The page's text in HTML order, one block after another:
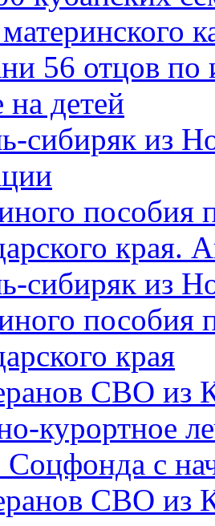
56 отцов по
детей
сибиряк из
пособия
края.
сибиряк из
пособия
края
СВО из
курортное
Соцфонда с
СВО из